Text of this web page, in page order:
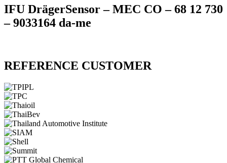
IFU DrägerSensor – MEC CO – 68 12 730
– 9033164 da-me
REFERENCE CUSTOMER